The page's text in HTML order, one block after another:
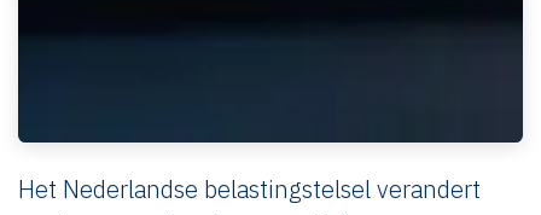
Het Nederlandse belastingstelsel verandert